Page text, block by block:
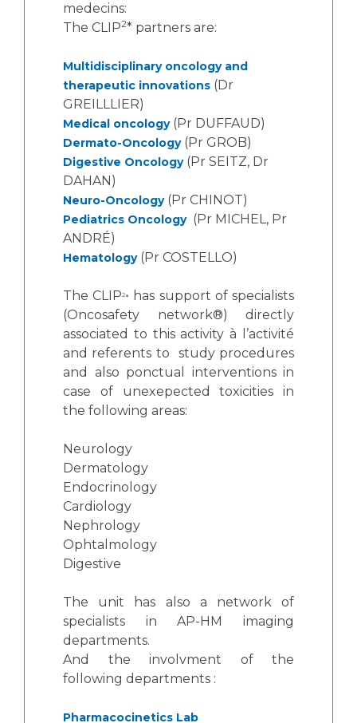
Salon des familles
Transports sanitaires
Handicap
Handi 13
Pôle Médecine Physique et Réadaptation
Accueil sourds et malentendants
Charte Romain Jacob
Mouvement Parcours Handicap 13
Activité physique
Maladies rares
Maternité Hôpital Nord
Vos représentants
La Commission Des Usagers (CDU)
Les Comités Locaux des Usagers
Le projet des usagers
Les structures de recherche
Écoles et Instituts de Formation
Plateforme des internes
Professionnels de santé
Adresser un patient
Réseaux de soins
Médicale
Radiologie / Imagerie
Cancérologie
Les pôles d'activité médicale
Anatomie et Cytologie Pathologiques
Adresser un examen au Laboratoire d'Infectiologie
Plateforme d'Expertise Maladies Rares
Presse / Multimédia
Communiqués de presse
Dossiers de presse
Médiathèque
Fournisseurs
Liste des marchés conclus
medecins:
The CLIP2* partners are:
Multidisciplinary oncology and
therapeutic innovations (Dr
GREILLLIER)
Medical oncology(Pr DUFFAUD)
Dermato-Oncology(Pr GROB)
Digestive Oncology(Pr SEITZ, Dr
DAHAN)
Neuro-Oncology(Pr CHINOT)
Pediatrics Oncology(Pr MICHEL, Pr
ANDRÉ)
Hematology(Pr COSTELLO)
The CLIP2*
has support of specialists
(Oncosafety network®) directly
associated to this activity à l’activité
and referents to study procedures
and also ponctual interventions in
case of unexepected toxicities in
the following areas:
Neurology
Dermatology
Endocrinology
Cardiology
Nephrology
Ophtalmology
Digestive
The unit has also a network of
specialists in AP-HM imaging
departments.
And the involvment of the
following departments :
Pharmacocinetics Lab